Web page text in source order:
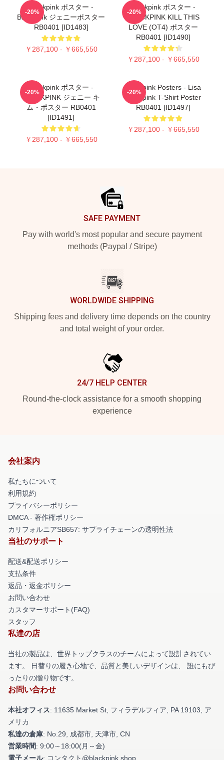
Blackpink ポスター -
Blackpink ジェニーポスター
RB0401 [ID1483]
￥287,100 - ￥665,550
-20%
Blackpink ポスター -
BLACKPINK KILL THIS
LOVE (OT4) ポスター
RB0401 [ID1490]
￥287,100 - ￥665,550
-20%
Blackpink ポスター -
BLACKPINK ジェニー キ
ム・ポスター RB0401
[ID1491]
￥287,100 - ￥665,550
-20%
Blackpink Posters - Lisa
Blackpink T-Shirt Poster
RB0401 [ID1497]
￥287,100 - ￥665,550
-20%
SAFE PAYMENT
Pay with world's most popular and secure payment
methods (Paypal / Stripe)
WORLDWIDE SHIPPING
Shipping fees and delivery time depends on the country
and total weight of your order.
24/7 HELP CENTER
Round-the-clock assistance for a smooth shopping
experience
会社案内
私たちについて
利用規約
プライバシーポリシー
DMCA - 著作権ポリシー
カリフォルニアSB657: サプライチェーンの透明性法
当社のサポート
配送&配送ポリシー
支払条件
返品・返金ポリシー
お問い合わせ
カスタマーサポート(FAQ)
スタッフ
私達の店
当社の製品は、世界トップクラスのチームによって設計されてい
ます。 日替りの履き心地で、品質と美しいデザインは、 誰にもぴ
ったりの贈り物です。
お問い合わせ
本社オフィス: 11635 Market St, フィラデルフィア, PA 19103, ア
メリカ
私達の倉庫: No.29, 成都市, 天津市, CN
営業時間: 9:00～18:00(月～金)
電子メール: コンタクト@blackpink.shop